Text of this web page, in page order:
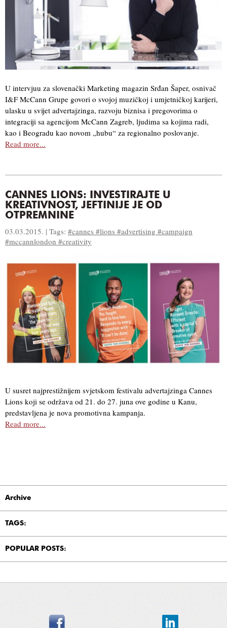
U intervjuu za slovenački Marketing magazin Srđan Šaper, osnivač
I&F McCann Grupe govori o svojoj muzičkoj i umjetničkoj karijeri,
ulasku u svijet advertajzinga, razvoju biznisa i pregovorima o
integraciji sa agencijom McCann Zagreb, ljudima sa kojima radi,
kao i Beogradu kao novom „hubu“ za regionalno poslovanje.
Read more...
CANNES LIONS: INVESTIRAJTE U
KREATIVNOST, JEFTINIJE JE OD
OTPREMNINE
03.03.2015. | Tags: #cannes #lions #advertising #campaign
#mccannlondon #creativity
U susret najprestižnijem svjetskom festivalu advertajzinga Cannes
Lions koji se održava od 21. do 27. juna ove godine u Kanu,
predstavljena je nova promotivna kampanja.
Read more...
Archive
TAGS:
POPULAR POSTS: